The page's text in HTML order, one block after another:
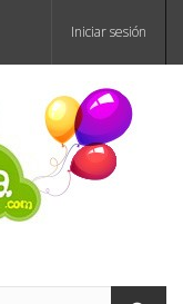
Iniciar sesión